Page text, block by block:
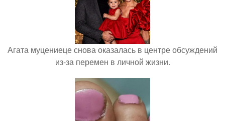
Агата муцениеце снова оказалась в центре обсуждений
из-за перемен в личной жизни.